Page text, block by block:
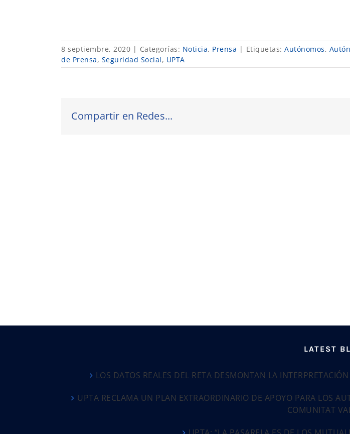
8 septiembre, 2020 | Categorías: Noticia, Prensa | Etiquetas: Autónomos,
de Prensa, Seguridad Social, UPTA
Compartir en Redes...
LATEST
LOS DATOS REALES DEL RETA DESMONTAN LA
UPTA RECLAMA UN PLAN EXTRAORDINARIO DE APOYO PARA LOS
COMUNITAT